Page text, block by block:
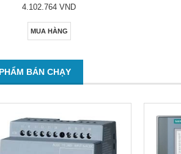
4.102.764 VND
MUA HÀNG
BÁN CHẠY